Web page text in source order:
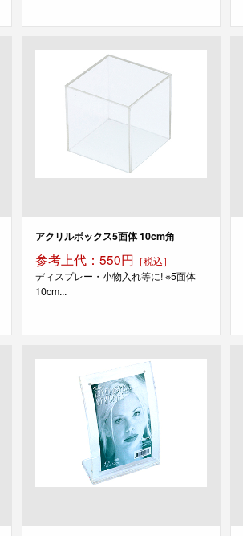
アクリルボックス5面体 10cm角
参考上代：550円 ［税込］
ディスプレー・小物入れ等に! ※5面体
10cm...